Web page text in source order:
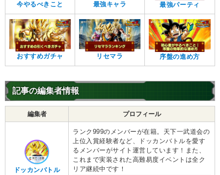
今やるべきこと 最強キャラ 最強パーティ
おすすめガチャ リセマラ 序盤の進め方
記事の編集者情報
編集者 プロフィール
ドッカンバトル
ランク999のメンバーが在籍。天下一武道会の
上位入賞経験者など、ドッカンバトルを愛す
るメンバーがサイト運営しています！また、
これまで実装された高難易度イベントは全ク
リア継続中です！